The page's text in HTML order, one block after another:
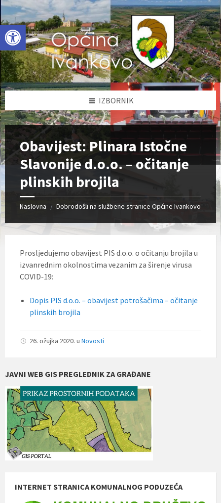
Open toolbar
Skip
to
content
Skip
to
left
sidebar
Skip
to
footer
IZBORNIK
Obavijest: Plinara Istočne
Slavonije d.o.o. – očitanje
plinskih brojila
Naslovna / Dobrodošli na službene stranice Općine Ivankovo
Prosljeđujemo obavijest PIS d.o.o. o očitanju brojila u
izvanrednim okolnostima vezanim za širenje virusa
COVID-19:
Dopis PIS d.o.o. – obavijest potrošačima – očitanje
plinskih brojila
26. ožujka 2020. u Novosti
JAVNI WEB GIS PREGLEDNIK ZA GRAĐANE
INTERNET STRANICA KOMUNALNOG PODUZEĆA